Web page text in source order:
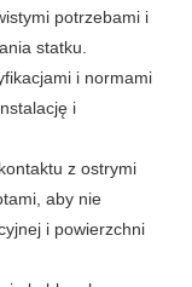
potrzebami i
statku.
i normami
i
z ostrymi
aby nie
i powierzchni